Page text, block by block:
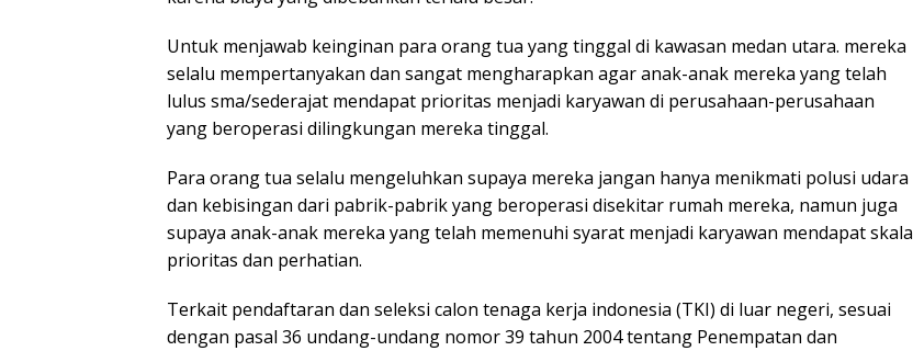
Untuk menjawab keinginan para orang tua yang tinggal di kawasan medan utara. mereka
selalu mempertanyakan dan sangat mengharapkan agar anak-anak mereka yang telah
lulus sma/sederajat mendapat prioritas menjadi karyawan di perusahaan-perusahaan
yang beroperasi dilingkungan mereka tinggal.
Para orang tua selalu mengeluhkan supaya mereka jangan hanya menikmati polusi udara
dan kebisingan dari pabrik-pabrik yang beroperasi disekitar rumah mereka, namun juga
supaya anak-anak mereka yang telah memenuhi syarat menjadi karyawan mendapat skala
prioritas dan perhatian.
Terkait pendaftaran dan seleksi calon tenaga kerja indonesia (TKI) di luar negeri, sesuai
dengan pasal 36 undang-undang nomor 39 tahun 2004 tentang Penempatan dan